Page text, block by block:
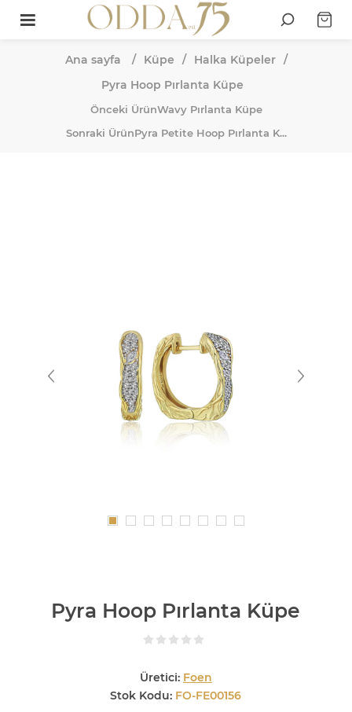
Ana sayfa / Küpe / Halka Küpeler /
Pyra Hoop Pırlanta Küpe
Önceki ÜrünWavy Pırlanta Küpe
Sonraki ÜrünPyra Petite Hoop Pırlanta K...
Pyra Hoop Pırlanta Küpe
Üretici: Foen
Stok Kodu: FO-FE00156